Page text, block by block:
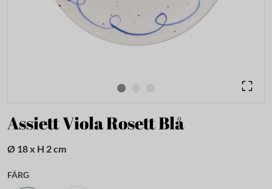
Assiett Viola Rosett Blå
Ø 18 x H 2 cm
FÄRG